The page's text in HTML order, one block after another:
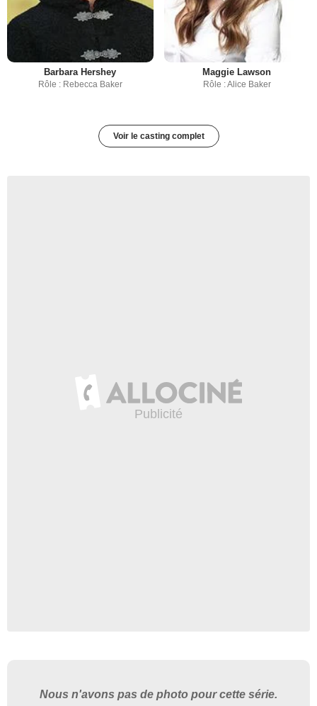
Barbara Hershey
Rôle : Rebecca Baker
Maggie Lawson
Rôle : Alice Baker
Voir le casting complet
Nous n'avons pas de photo pour cette série.